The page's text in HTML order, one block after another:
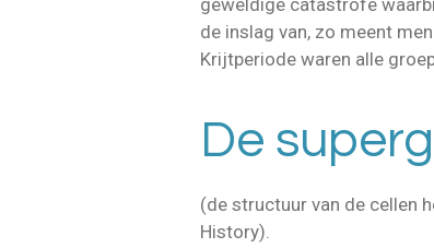
geweldige catastrofe
de inslag van, zo meent
Krijtperiode waren alle
De
(de structuur van de cellen
History).